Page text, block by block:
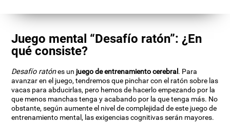
Juego mental “Desafío ratón”: ¿En
qué consiste?
Desafío ratónes un juego de entrenamiento cerebral. Para
avanzar en el juego, tendremos que pinchar con el ratón sobre las
vacas para abducirlas, pero hemos de hacerlo empezando por la
que menos manchas tenga y acabando por la que tenga más. No
obstante, según aumente el nivel de complejidad de este juego de
entrenamiento mental, las exigencias cognitivas serán mayores.